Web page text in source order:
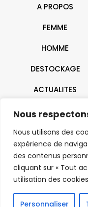
Nous
Nous utilisons des
expérience de
des contenus
cliquant sur « Tout
utilisation des
Personnaliser
A PROPOS
FEMME
HOMME
DESTOCKAGE
ACTUALITES
CONTACT
© 2026 J'ai Dit Oui |
Tous droits